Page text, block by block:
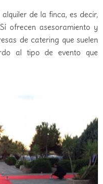
de la finca, es decir,
ofrecen asesoramiento y
de catering que suelen
al tipo de evento que